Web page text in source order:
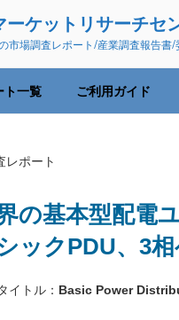
ーケットリサーチセ
市場調査レポート/産業調査報告書/
ト一覧 ご利用ガイド
レポート
の基本型配電
ックPDU、3
イトル： Basic Power